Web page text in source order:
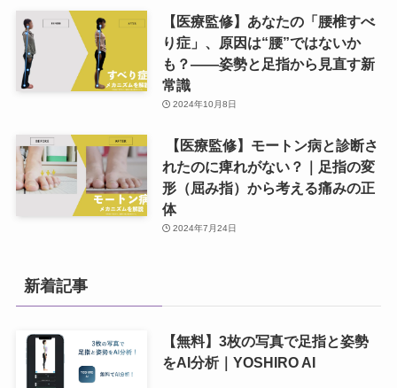
【医療監修】あなたの「腰椎すべ
り症」、原因は“腰”ではないか
も？——姿勢と足指から見直す新
常識
2024年10月8日
【医療監修】モートン病と診断さ
れたのに痺れがない？｜足指の変
形（屈み指）から考える痛みの正
体
2024年7月24日
新着記事
【無料】3枚の写真で足指と姿勢
をAI分析｜YOSHIRO AI